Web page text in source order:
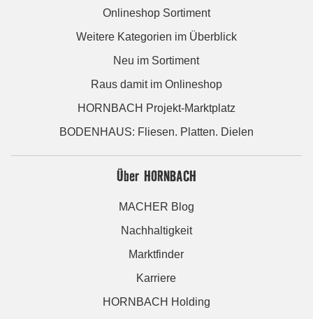
Onlineshop Sortiment
Weitere Kategorien im Überblick
Neu im Sortiment
Raus damit im Onlineshop
HORNBACH Projekt-Marktplatz
BODENHAUS: Fliesen. Platten. Dielen
Über HORNBACH
MACHER Blog
Nachhaltigkeit
Marktfinder
Karriere
HORNBACH Holding